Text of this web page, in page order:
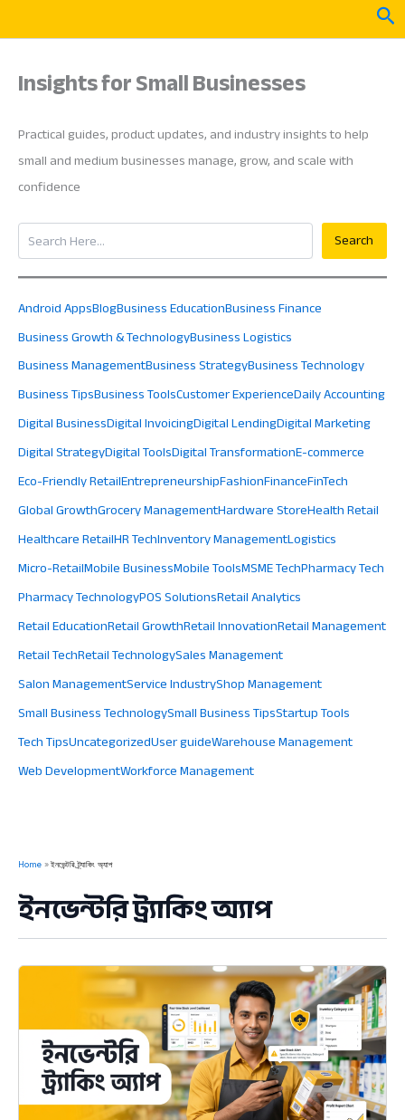
Insights for Small Businesses
Practical guides, product updates, and industry insights to help
small and medium businesses manage, grow, and scale with
confidence
Search
Search
Android AppsBlogBusiness EducationBusiness Finance
Business Growth & TechnologyBusiness Logistics
Business ManagementBusiness StrategyBusiness Technology
Business TipsBusiness ToolsCustomer ExperienceDaily Accounting
Digital BusinessDigital InvoicingDigital LendingDigital Marketing
Digital StrategyDigital ToolsDigital TransformationE-commerce
Eco-Friendly RetailEntrepreneurshipFashionFinanceFinTech
Global GrowthGrocery ManagementHardware StoreHealth Retail
Healthcare RetailHR TechInventory ManagementLogistics
Micro-RetailMobile BusinessMobile ToolsMSME TechPharmacy Tech
Pharmacy TechnologyPOS SolutionsRetail Analytics
Retail EducationRetail GrowthRetail InnovationRetail Management
Retail TechRetail TechnologySales Management
Salon ManagementService IndustryShop Management
Small Business TechnologySmall Business TipsStartup Tools
Tech TipsUncategorizedUser guideWarehouse Management
Web DevelopmentWorkforce Management
Home ইনভেন্টরি ট্র্যাকিং অ্যাপ
ইনভেন্টরি ট্র্যাকিং অ্যাপ